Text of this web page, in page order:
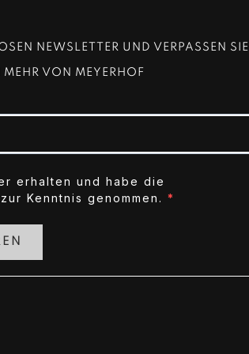
NEWSLETTER UND VERPASSEN SIE
VON MEYERHOF
erhalten und habe die
zur Kenntnis genommen.